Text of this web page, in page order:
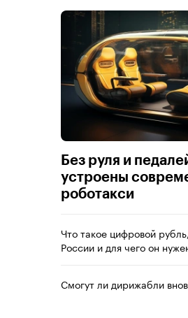
Без руля и
устроены
роботакси
Что такое цифровой
России и для чего он
Смогут ли дирижабли